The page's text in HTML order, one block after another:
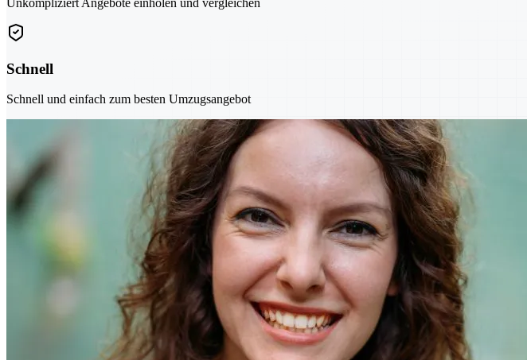
Unkompliziert Angebote einholen und vergleichen
Schnell
Schnell und einfach zum besten Umzugsangebot